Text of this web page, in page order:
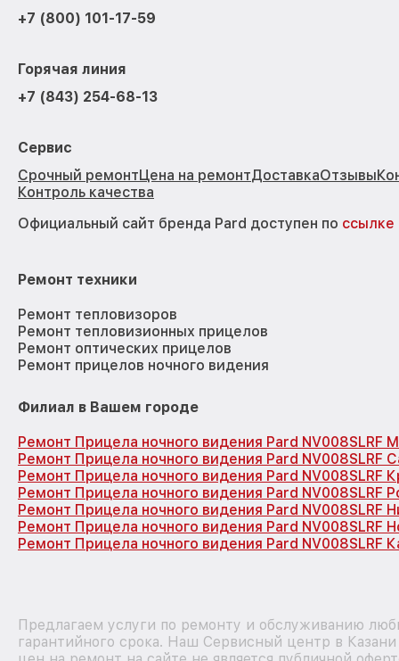
+7 (800) 101-17-59
Горячая линия
+7 (843) 254-68-13
Сервис
Срочный ремонтЦена на ремонтДоставкаОтзывы
Контроль качества
Официальный сайт бренда Pard доступен по ссылке
Ремонт техники
Ремонт тепловизоров
Ремонт тепловизионных прицелов
Ремонт оптических прицелов
Ремонт прицелов ночного видения
Филиал в Вашем городе
Ремонт Прицела ночного видения Pard NV008SLRF
Ремонт Прицела ночного видения Pard NV008SLRF
Ремонт Прицела ночного видения Pard NV008SLRF
Ремонт Прицела ночного видения Pard NV008SLRF
Ремонт Прицела ночного видения Pard NV008SLRF
Ремонт Прицела ночного видения Pard NV008SLRF
Ремонт Прицела ночного видения Pard NV008SLRF
Предлагаем услуги по ремонту и обслуживанию
гарантийного срока. Наш Сервисный центр в